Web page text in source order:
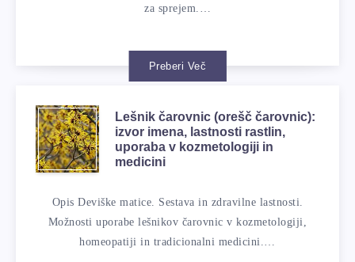
za sprejem.…
Preberi Več
Lešnik čarovnic (orešč čarovnic):
izvor imena, lastnosti rastlin,
uporaba v kozmetologiji in
medicini
Opis Deviške matice. Sestava in zdravilne lastnosti.
Možnosti uporabe lešnikov čarovnic v kozmetologiji,
homeopatiji in tradicionalni medicini.…